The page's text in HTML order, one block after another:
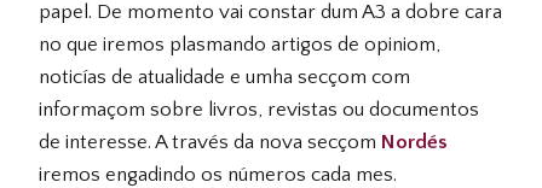
papel. De momento vai constar dum A3 a dobre cara
no que iremos plasmando artigos de opiniom,
noticías de atualidade e umha secçom com
informaçom sobre livros, revistas ou documentos
de interesse. A través da nova secçom Nordés
iremos engadindo os números cada mes.